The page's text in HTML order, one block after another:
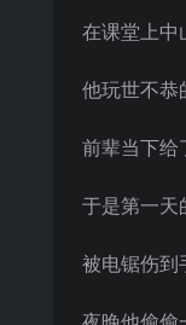
在课堂上中
他玩世不恭
前辈当下给
于是第一天
被电锯伤到